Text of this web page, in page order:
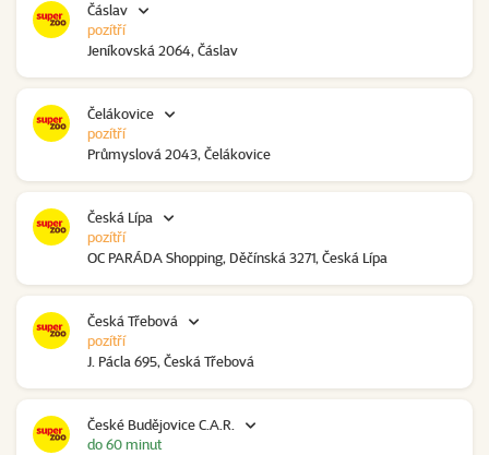
Čáslav
Jeníkovská 2064, Čáslav
pozítří
Čelákovice
Průmyslová 2043, Čelákovice
pozítří
Česká Lípa
OC PARÁDA Shopping, Děčínská 3271, Česká Lípa
pozítří
Česká Třebová
J. Pácla 695, Česká Třebová
pozítří
České Budějovice C.A.R.
do 60 minut